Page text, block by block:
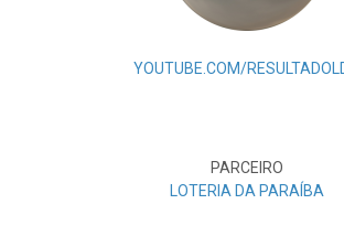
YOUTUBE.COM/
PARCEIRO
LOTERIA DA PARAÍBA